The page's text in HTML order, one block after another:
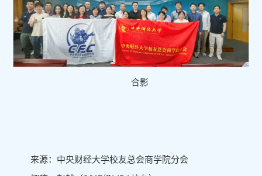
合影
来源：中央财经大学校友总会商学院分会